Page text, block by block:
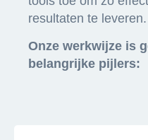
resultaten te leveren.
Onze werkwijze is
belangrijke pijlers: